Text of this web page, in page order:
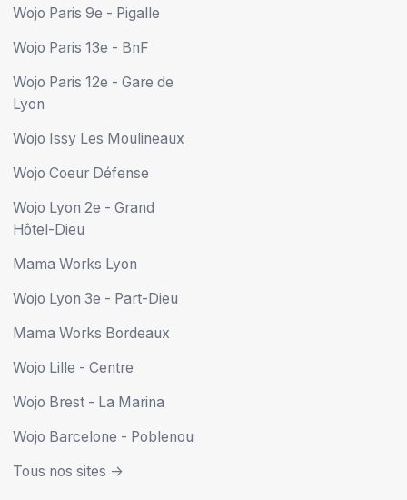
Wojo Paris 9e - Pigalle
Wojo Paris 13e - BnF
Wojo Paris 12e - Gare de
Lyon
Wojo Issy Les Moulineaux
Wojo Coeur Défense
Wojo Lyon 2e - Grand
Hôtel-Dieu
Mama Works Lyon
Wojo Lyon 3e - Part-Dieu
Mama Works Bordeaux
Wojo Lille - Centre
Wojo Brest - La Marina
Wojo Barcelone - Poblenou
Tous nos sites ->